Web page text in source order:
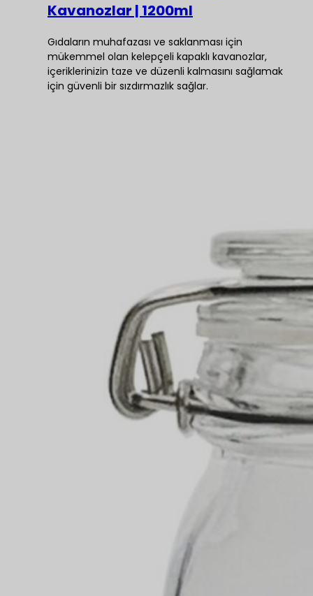
Kavanozlar | 1200ml
Gıdaların muhafazası ve saklanması için
mükemmel olan kelepçeli kapaklı kavanozlar,
içeriklerinizin taze ve düzenli kalmasını sağlamak
için güvenli bir sızdırmazlık sağlar.